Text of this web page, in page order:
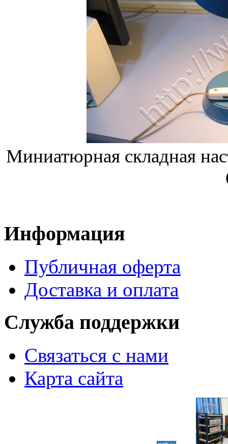
Миниатюрная складная
Информация
Публичная оферта
Доставка и оплата
Служба поддержки
Связаться с нами
Карта сайта